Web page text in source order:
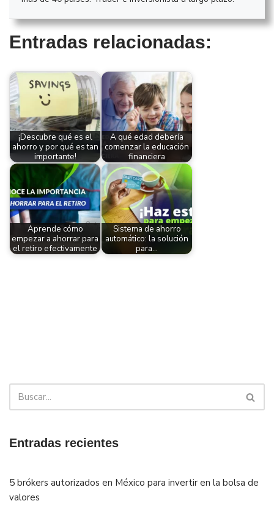
Entradas relacionadas:
¡Descubre qué es el
ahorro y por qué es tan
importante!
A qué edad debería
comenzar la educación
financiera
Aprende cómo
empezar a ahorrar para
el retiro efectivamente
Sistema de ahorro
automático: la solución
para…
Entradas recientes
5 brókers autorizados en México para invertir en la bolsa de
valores